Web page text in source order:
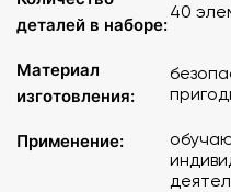
деталей в наборе:
40
Материал
изготовления:
Применение: